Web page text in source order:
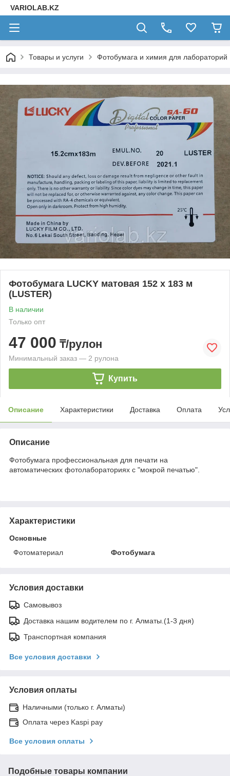
VARIOLAB.KZ
Товары и услуги Фотобумага и химия для лабораторий
Фотобумага LUCKY матовая 152 х 183 м
(LUSTER)
В наличии
Только опт
47 000 ₸/рулон
Минимальный заказ — 2 рулона
Купить
Описание Характеристики Доставка Оплата
Описание
Фотобумага профессиональная для печати на
автоматических фотолабораториях с "мокрой печатью".
Характеристики
Основные
Фотоматериал
Фотобумага
Условия доставки
Самовывоз
Доставка нашим водителем по г. Алматы.(1-3 дня)
Транспортная компания
Все условия доставки
Условия оплаты
Наличными (только г. Алматы)
Оплата через Kaspi pay
Все условия оплаты
Подобные товары компании